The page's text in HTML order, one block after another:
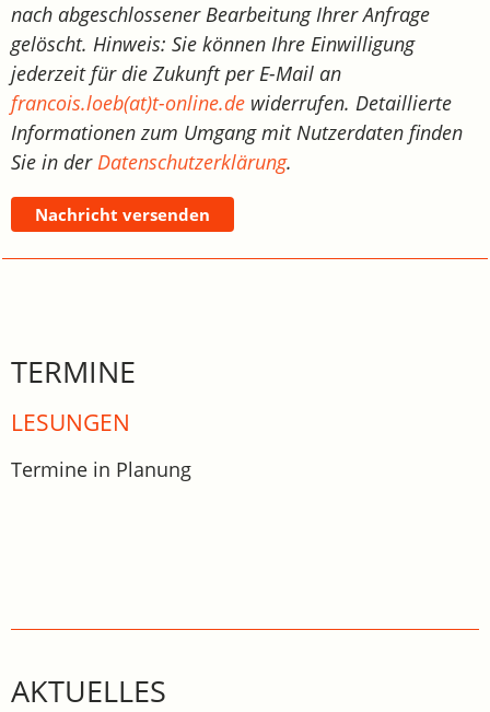
nach abgeschlossener Bearbeitung Ihrer Anfrage
gelöscht. Hinweis: Sie können Ihre Einwilligung
jederzeit für die Zukunft per E-Mail an
francois.loeb(at)t-online.de widerrufen. Detaillierte
Informationen zum Umgang mit Nutzerdaten finden
Sie in derDatenschutzerklärung.
Nachricht versenden
TERMINE
LESUNGEN
Termine in Planung
AKTUELLES